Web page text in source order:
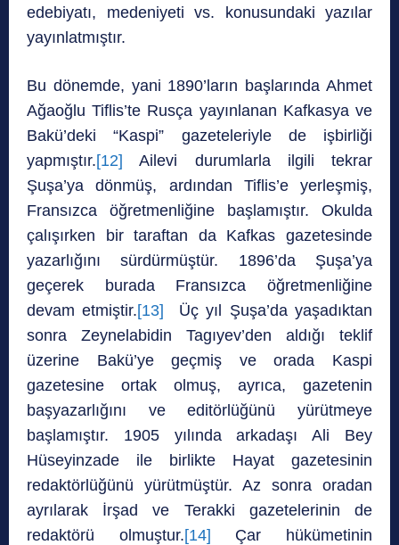
edebiyatı, medeniyeti vs. konusundaki yazılar
yayınlatmıştır.
Bu dönemde, yani 1890’ların başlarında Ahmet
Ağaoğlu Tiflis’te Rusça yayınlanan Kafkasya ve
Bakü’deki “Kaspi” gazeteleriyle de işbirliği
yapmıştır.[12] Ailevi durumlarla ilgili tekrar
Şuşa’ya dönmüş, ardından Tiflis’e yerleşmiş,
Fransızca öğretmenliğine başlamıştır. Okulda
çalışırken bir taraftan da Kafkas gazetesinde
yazarlığını sürdürmüştür. 1896’da Şuşa’ya
geçerek burada Fransızca öğretmenliğine
devam etmiştir.[13] Üç yıl Şuşa’da yaşadıktan
sonra Zeynelabidin Tagıyev’den aldığı teklif
üzerine Bakü’ye geçmiş ve orada Kaspi
gazetesine ortak olmuş, ayrıca, gazetenin
başyazarlığını ve editörlüğünü yürütmeye
başlamıştır. 1905 yılında arkadaşı Ali Bey
Hüseyinzade ile birlikte Hayat gazetesinin
redaktörlüğünü yürütmüştür. Az sonra oradan
ayrılarak İrşad ve Terakki gazetelerinin de
redaktörü olmuştur.[14] Çar hükümetinin